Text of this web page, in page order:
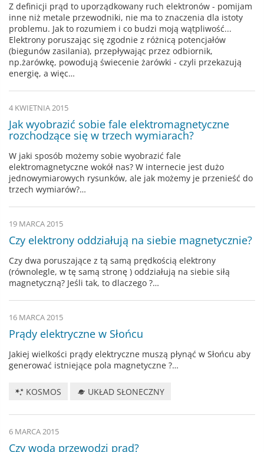
Z definicji prąd to uporządkowany ruch elektronów - pomijam
inne niż metale przewodniki, nie ma to znaczenia dla istoty
problemu. Jak to rozumiem i co budzi moją wątpliwość...
Elektrony poruszając się zgodnie z różnicą potencjałów
(biegunów zasilania), przepływając przez odbiornik,
np.żarówkę, powodują świecenie żarówki - czyli przekazują
energię, a więc…
4 KWIETNIA 2015
Jak wyobrazić sobie fale elektromagnetyczne
rozchodzące się w trzech wymiarach?
W jaki sposób możemy sobie wyobrazić fale
elektromagnetyczne wokół nas? W internecie jest dużo
jednowymiarowych rysunków, ale jak możemy je przenieść do
trzech wymiarów?…
19 MARCA 2015
Czy elektrony oddziałują na siebie magnetycznie?
Czy dwa poruszające z tą samą prędkością elektrony
(równolegle, w tę samą stronę ) oddziałują na siebie siłą
magnetyczną? Jeśli tak, to dlaczego ?…
16 MARCA 2015
Prądy elektryczne w Słońcu
Jakiej wielkości prądy elektryczne muszą płynąć w Słońcu aby
generować istniejące pola magnetyczne ?…
KOSMOS UKŁAD SŁONECZNY
6 MARCA 2015
Czy woda przewodzi prąd?